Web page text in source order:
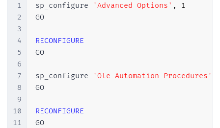
1
2
3
4
5
6
7
8
9
10
11
sp_configure 'Advanced Options' ,
1
GO
RECONFIGURE
GO
sp_configure 'Ole Automation Procedures'
GO
RECONFIGURE
GO